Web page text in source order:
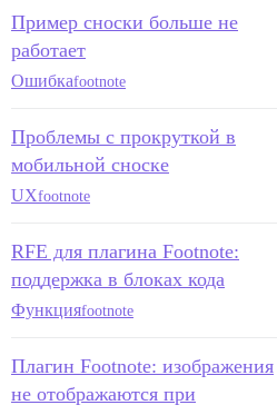
Пример сноски больше не
работает
Ошибкаfootnote
Проблемы с прокруткой в
мобильной сноске
UXfootnote
RFE для плагина Footnote:
поддержка в блоках кода
Функцияfootnote
Плагин Footnote: изображения
не отображаются при